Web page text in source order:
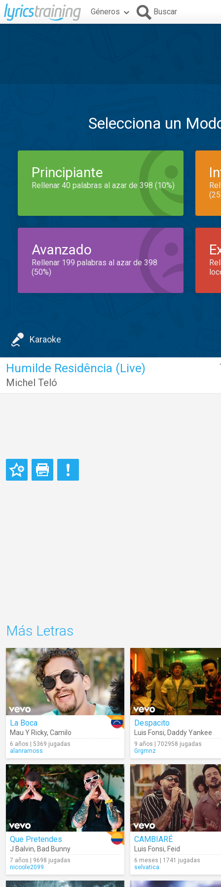
Géneros Buscar
Selecciona un
Principiante
Rellenar 40 palabras al azar de 398 (10%)
Avanzado
Rellenar 199 palabras al azar de 398
(50%)
Karaoke
Humilde Residência (Live)
Michel Teló
Más Letras
La Boca
Mau Y Ricky, Camilo
6 años | 5369 jugadas
alanramoss
Despacito
Luis Fonsi, Daddy Yankee
9 años | 702958 jugadas
Grgmnz
Que Pretendes
J Balvin, Bad Bunny
7 años | 9698 jugadas
nicoole2099
CAMBIARÉ
Luis Fonsi, Feid
6 meses | 1741 jugadas
selvatica